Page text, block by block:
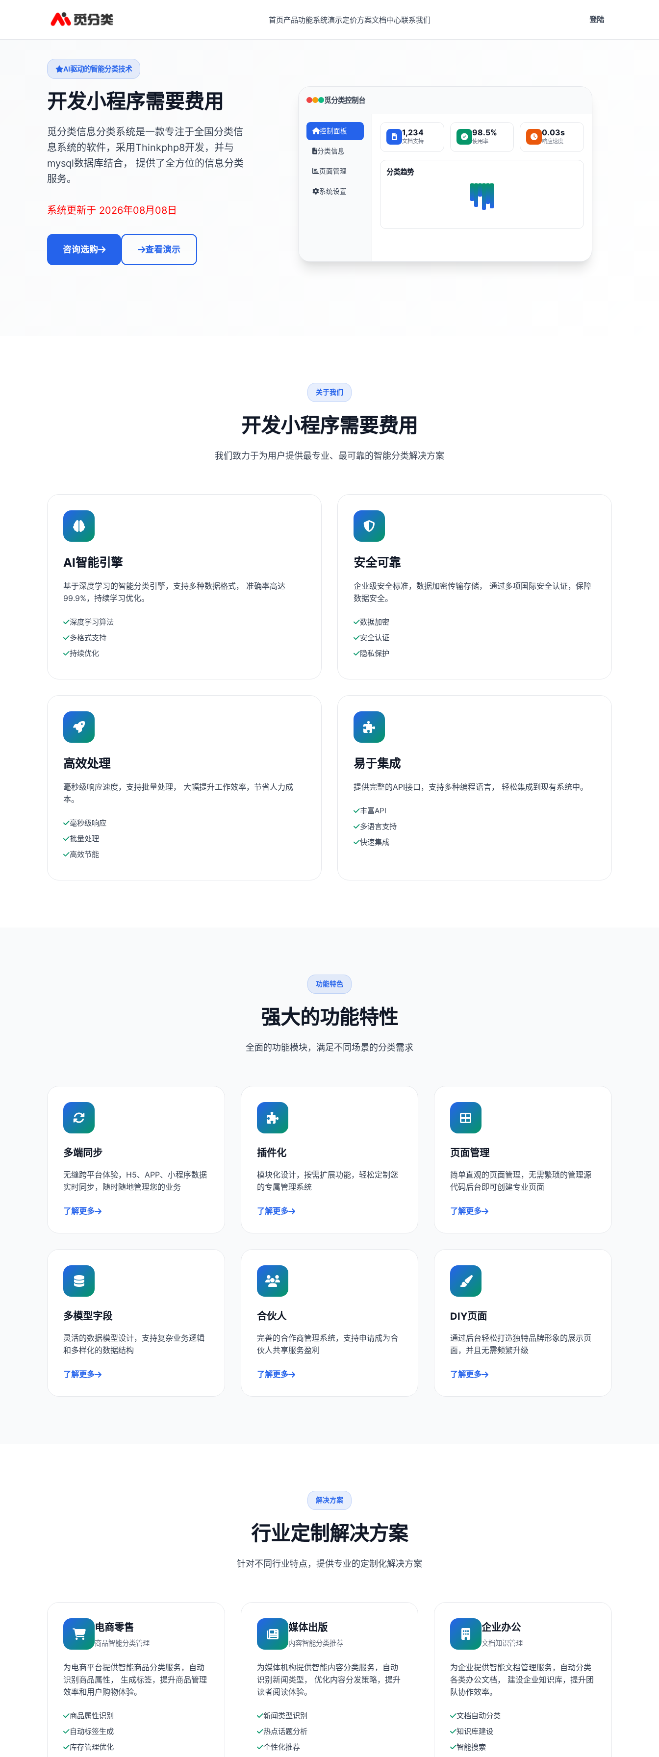
首页产品功能系统演示定价方案文档中心联系我们 登陆
AI驱动的智能分类技术
开发小程序需要费用
觅分类信息分类系统是一款专注于全国分类信
息系统的软件，采用Thinkphp8开发，并与
mysql数据库结合， 提供了全方位的信息分类
服务。
系统更新于 2026年08月08日
咨询选购 查看演示
觅分类控制台
控制面板
分类信息
页面管理
系统设置
1,234
文档支持
98.5%
使用率
0.03s
响应速度
分类趋势
关于我们
开发小程序需要费用
我们致力于为用户提供最专业、最可靠的智能分类解决方案
AI智能引擎
基于深度学习的智能分类引擎，支持多种数据格式， 准确率高达
99.9%，持续学习优化。
深度学习算法
多格式支持
持续优化
安全可靠
企业级安全标准，数据加密传输存储， 通过多项国际安全认证，保障
数据安全。
数据加密
安全认证
隐私保护
高效处理
毫秒级响应速度，支持批量处理， 大幅提升工作效率，节省人力成
本。
毫秒级响应
批量处理
高效节能
易于集成
提供完整的API接口，支持多种编程语言， 轻松集成到现有系统中。
丰富API
多语言支持
快速集成
功能特色
强大的功能特性
全面的功能模块，满足不同场景的分类需求
多端同步
无缝跨平台体验，H5、APP、小程序数据
实时同步，随时随地管理您的业务
了解更多
插件化
模块化设计，按需扩展功能，轻松定制您
的专属管理系统
了解更多
页面管理
简单直观的页面管理，无需繁琐的管理源
代码后台即可创建专业页面
了解更多
多模型字段
灵活的数据模型设计，支持复杂业务逻辑
和多样化的数据结构
了解更多
合伙人
完善的合作商管理系统，支持申请成为合
伙人共享服务盈利
了解更多
DIY页面
通过后台轻松打造独特品牌形象的展示页
面，并且无需频繁升级
了解更多
解决方案
行业定制解决方案
针对不同行业特点，提供专业的定制化解决方案
电商零售
商品智能分类管理
为电商平台提供智能商品分类服务，自动
识别商品属性， 生成标签，提升商品管理
效率和用户购物体验。
商品属性识别
自动标签生成
库存管理优化
媒体出版
内容智能分类推荐
为媒体机构提供智能内容分类服务，自动
识别新闻类型， 优化内容分发策略，提升
读者阅读体验。
新闻类型识别
热点话题分析
个性化推荐
企业办公
文档知识管理
为企业提供智能文档管理服务，自动分类
各类办公文档， 建设企业知识库，提升团
队协作效率。
文档自动分类
知识库建设
智能搜索